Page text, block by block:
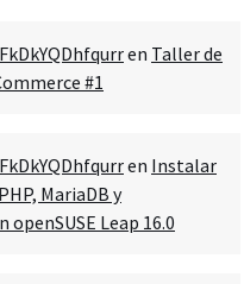
en Taller de
#1
en Instalar
MariaDB y
openSUSE Leap 16.0